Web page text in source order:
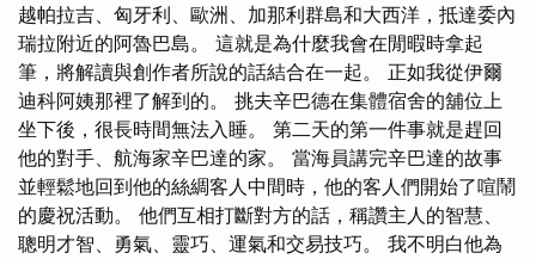
越帕拉吉、匈牙利、歐洲、加那利群島和大西洋，抵達委內
瑞拉附近的阿魯巴島。 這就是為什麼我會在閒暇時拿起
筆，將解讀與創作者所說的話結合在一起。 正如我從伊爾
迪科阿姨那裡了解到的。 挑夫辛巴德在集體宿舍的舖位上
坐下後，很長時間無法入睡。 第二天的第一件事就是趕回
他的對手、航海家辛巴達的家。 當海員講完辛巴達的故事
並輕鬆地回到他的絲綢客人中間時，他的客人們開始了喧鬧
的慶祝活動。 他們互相打斷對方的話，稱讚主人的智慧、
聰明才智、勇氣、靈巧、運氣和交易技巧。 我不明白他為